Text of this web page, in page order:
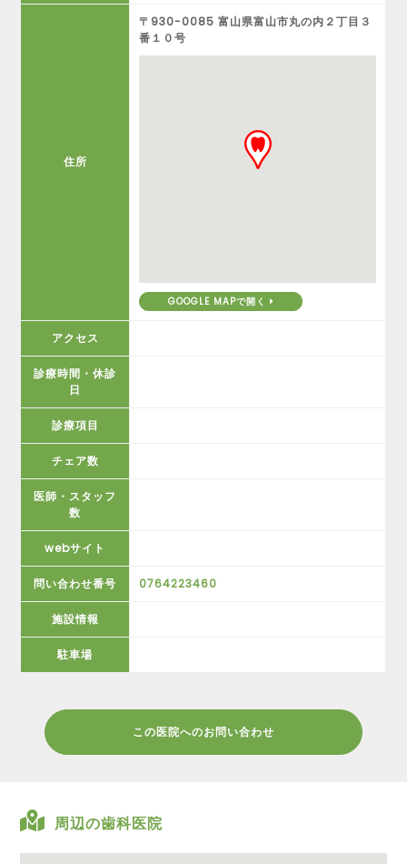
住所
〒930-0085 富山県富山市丸の内２丁目３
番１０号
GOOGLE MAPで開く
アクセス
診療時間・休診
日
診療項目
チェア数
医師・スタッフ
数
webサイト
問い合わせ番号 0764223460
施設情報
駐車場
この医院へのお問い合わせ
周辺の歯科医院